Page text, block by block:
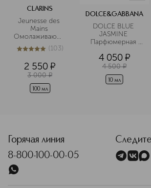
CLARINS
Jeunesse des
Mains
Омолаживающий
крем для рук
5из 5103 (103)
2 550 ¤
3 000 ¤
100 мл
DOLCE&GABBANA
DOLCE BLUE
JASMINE
Парфюмерная
формате
4 050 ¤
4 500 ¤
10 мл
Горячая линия
8-800-100-00-05